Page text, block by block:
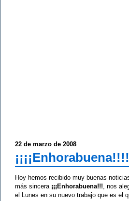
22 de marzo de 2008
Hoy hemos recibido muy buenas
más sincera ¡¡¡Enhorabuena!!!, nos
el Lunes en su nuevo trabajo que es el